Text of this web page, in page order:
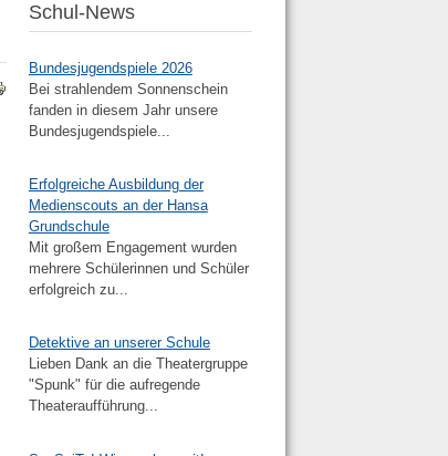
Schul-News
Bundesjugendspiele 2026
Bei strahlendem Sonnenschein
fanden in diesem Jahr unsere
Bundesjugendspiele...
Erfolgreiche Ausbildung der
Medienscouts an der Hansa
Grundschule
Mit großem Engagement wurden
mehrere Schülerinnen und Schüler
erfolgreich zu...
Detektive an unserer Schule
Lieben Dank an die Theatergruppe
"Spunk" für die aufregende
Theateraufführung...